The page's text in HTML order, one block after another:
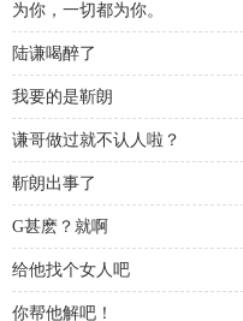
为你，一切都为你。
陆谦喝醉了
我要的是靳朗
谦哥做过就不认人啦？
靳朗出事了
G甚麽？就啊
给他找个女人吧
你帮他解吧！